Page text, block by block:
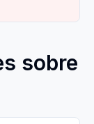
sobre